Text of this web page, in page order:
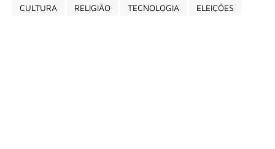
CULTURA
RELIGIÃO TECNOLOGIA ELEIÇÕES